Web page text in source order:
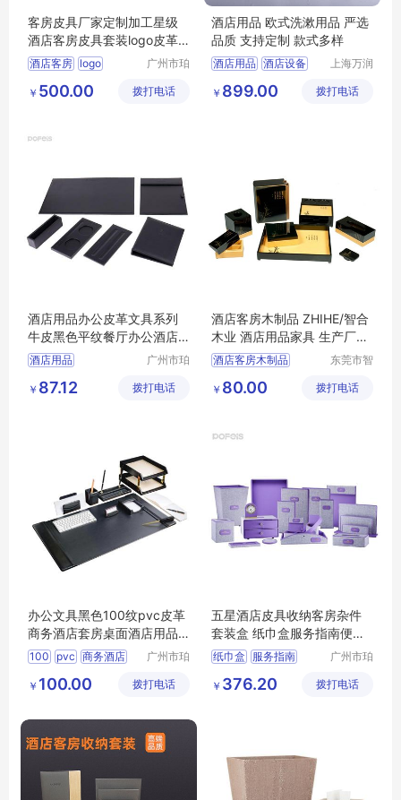
客房皮具厂家定制加工星级
酒店客房皮具套装logo皮革
酒店用品套装
酒店客房 logo
广州市珀
限公司
￥ 500.00 拨打电话
酒店用品 欧式洗漱用品 严选
品质 支持定制 款式多样
酒店用品 酒店设备
上海万润
用品市场
￥ 899.00 拨打电话
酒店用品办公皮革文具系列
牛皮黑色平纹餐厅办公酒店
用品套装可定
酒店用品
广州市珀
限公司
￥ 87.12 拨打电话
酒店客房木制品 ZHIHE/智合
木业 酒店用品家具 生产厂家
定制
酒店客房木制品
东莞市智
限公司
￥ 80.00 拨打电话
办公文具黑色100纹pvc皮革
商务酒店套房桌面酒店用品
套装可订logo
100 pvc 商务酒店
广州市珀
限公司
￥ 100.00 拨打电话
五星酒店皮具收纳客房杂件
套装盒 纸巾盒服务指南便签
夹民宿用品
纸巾盒 服务指南
广州市珀
限公司
￥ 376.20 拨打电话